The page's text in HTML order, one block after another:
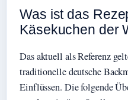
Was ist das
Käsekuchen der
Das aktuell als Referenz
traditionelle deutsche
Einflüssen. Die folgende